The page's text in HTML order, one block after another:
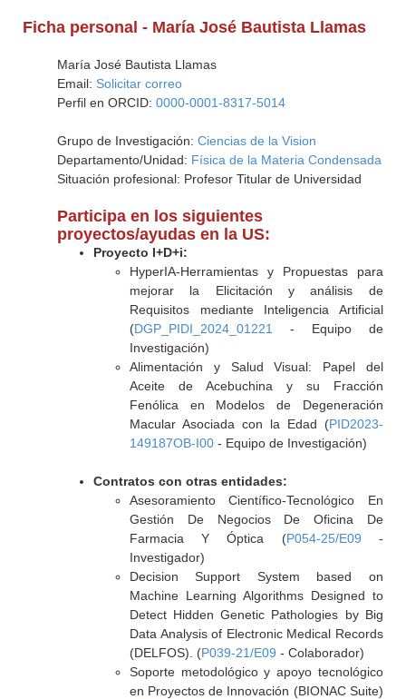
Ficha personal - María José Bautista Llamas
María José Bautista Llamas
Email: Solicitar correo
Perfil en ORCID: 0000-0001-8317-5014
Grupo de Investigación: Ciencias de la Vision
Departamento/Unidad: Física de la Materia Condensada
Situación profesional: Profesor Titular de Universidad
Participa en los siguientes
proyectos/ayudas en la US:
Proyecto I+D+i:
HyperIA-Herramientas y Propuestas para
mejorar la Elicitación y análisis de
Requisitos mediante Inteligencia Artificial
(DGP_PIDI_2024_01221
- Equipo de
Investigación)
Alimentación y Salud Visual: Papel del
Aceite de Acebuchina y su Fracción
Fenólica en Modelos de Degeneración
Macular Asociada con la Edad (PID2023-
149187OB-I00- Equipo de Investigación)
Contratos con otras entidades:
Asesoramiento Científico-Tecnológico En
Gestión De Negocios De Oficina De
Farmacia Y Óptica (P054-25/E09 -
Investigador)
Decision Support System based on
Machine Learning Algorithms Designed to
Detect Hidden Genetic Pathologies by Big
Data Analysis of Electronic Medical Records
(DELFOS). (P039-21/E09 - Colaborador)
Soporte metodológico y apoyo tecnológico
en Proyectos de Innovación (BIONAC Suite)